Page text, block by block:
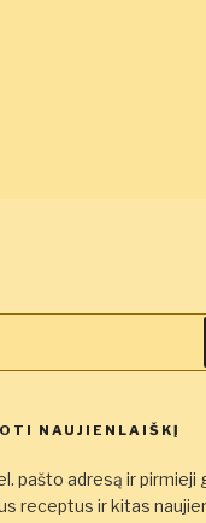
NAUJIENLAIŠKĮ
pašto adresą ir pirmieji
receptus ir kitas